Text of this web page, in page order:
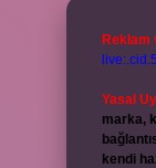
Reklam
Yasal
marka,
kendi